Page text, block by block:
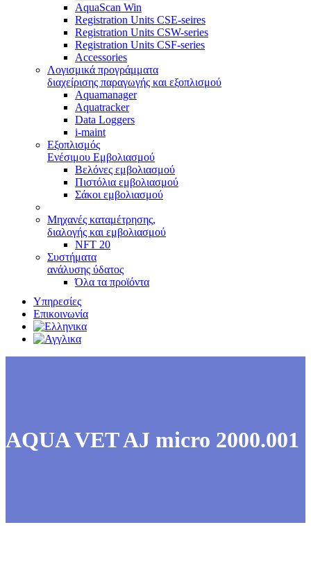
AquaScan Win
Registration Units CSE-seires
Registration Units CSW-series
Registration Units CSF-series
Accessories
Λογισμικά προγράμματα
διαχείρισης παραγωγής και εξοπλισμού
Aquamanager
Aquatracker
Data Loggers
i-maint
Εξοπλισμός
Ενέσιμου Εμβολιασμού
Βελόνες εμβολιασμού
Πιστόλια εμβολιασμού
Σάκοι εμβολιασμού
Μηχανές καταμέτρησης,
διαλογής και εμβολιασμού
NFT 20
Συστήματα
ανάλυσης ύδατος
Όλα τα προϊόντα
Υπηρεσίες
Επικοινωνία
AQUA VET AJ micro 2000.001